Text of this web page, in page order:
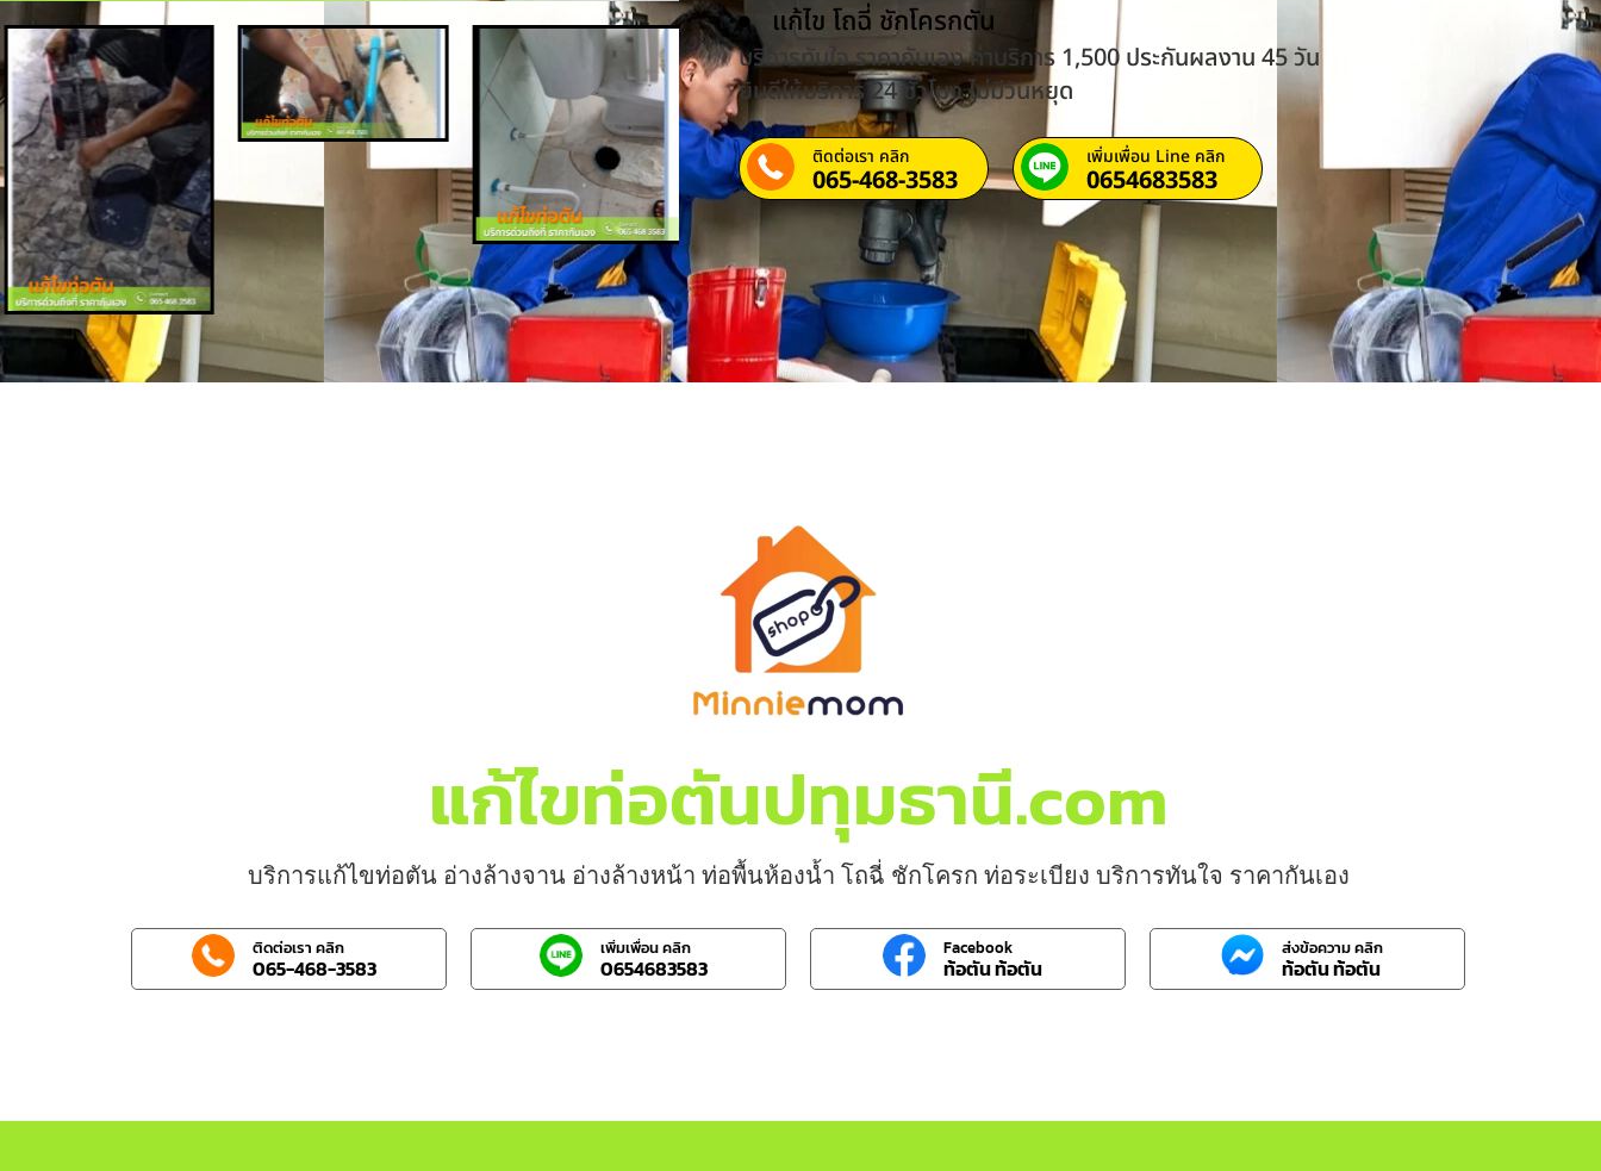
แก้ไข โถฉี่ ชักโครกตัน
บริการทันใจ ราคากันเอง ค่าบริการ 1,500 ประกันผลงาน 45 วัน
ยินดีให้บริการ 24 ชั่วโมง ไม่มีวันหยุด
ติดต่อเรา คลิก
065-468-3583
เพิ่มเพื่อน Line คลิก
0654683583
แก้ไขท่อตันปทุมธานี.com
บริการแก้ไขท่อตัน อ่างล้างจาน อ่างล้างหน้า ท่อพื้นห้องน้ำ โถฉี่ ชักโครก ท่อระเบียง บริการทันใจ ราคากันเอง
ติดต่อเรา คลิก
065-468-3583
เพิ่มเพื่อน คลิก
0654683583
Facebook
ท้อตัน ท้อตัน
ส่งข้อความ คลิก
ท้อตัน ท้อตัน